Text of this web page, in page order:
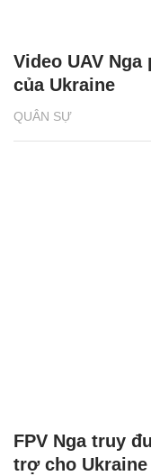
QUÂN SỰ
Video UAV
của Ukraine
FPV Nga truy
trợ cho